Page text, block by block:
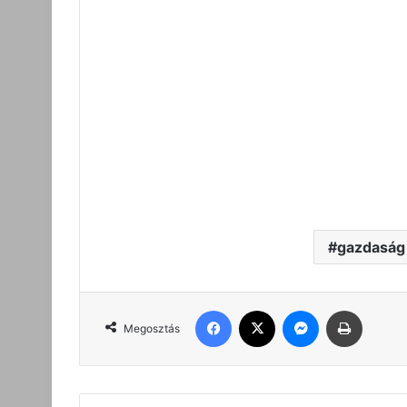
gazdaság
Megosztás
Facebook Messenger